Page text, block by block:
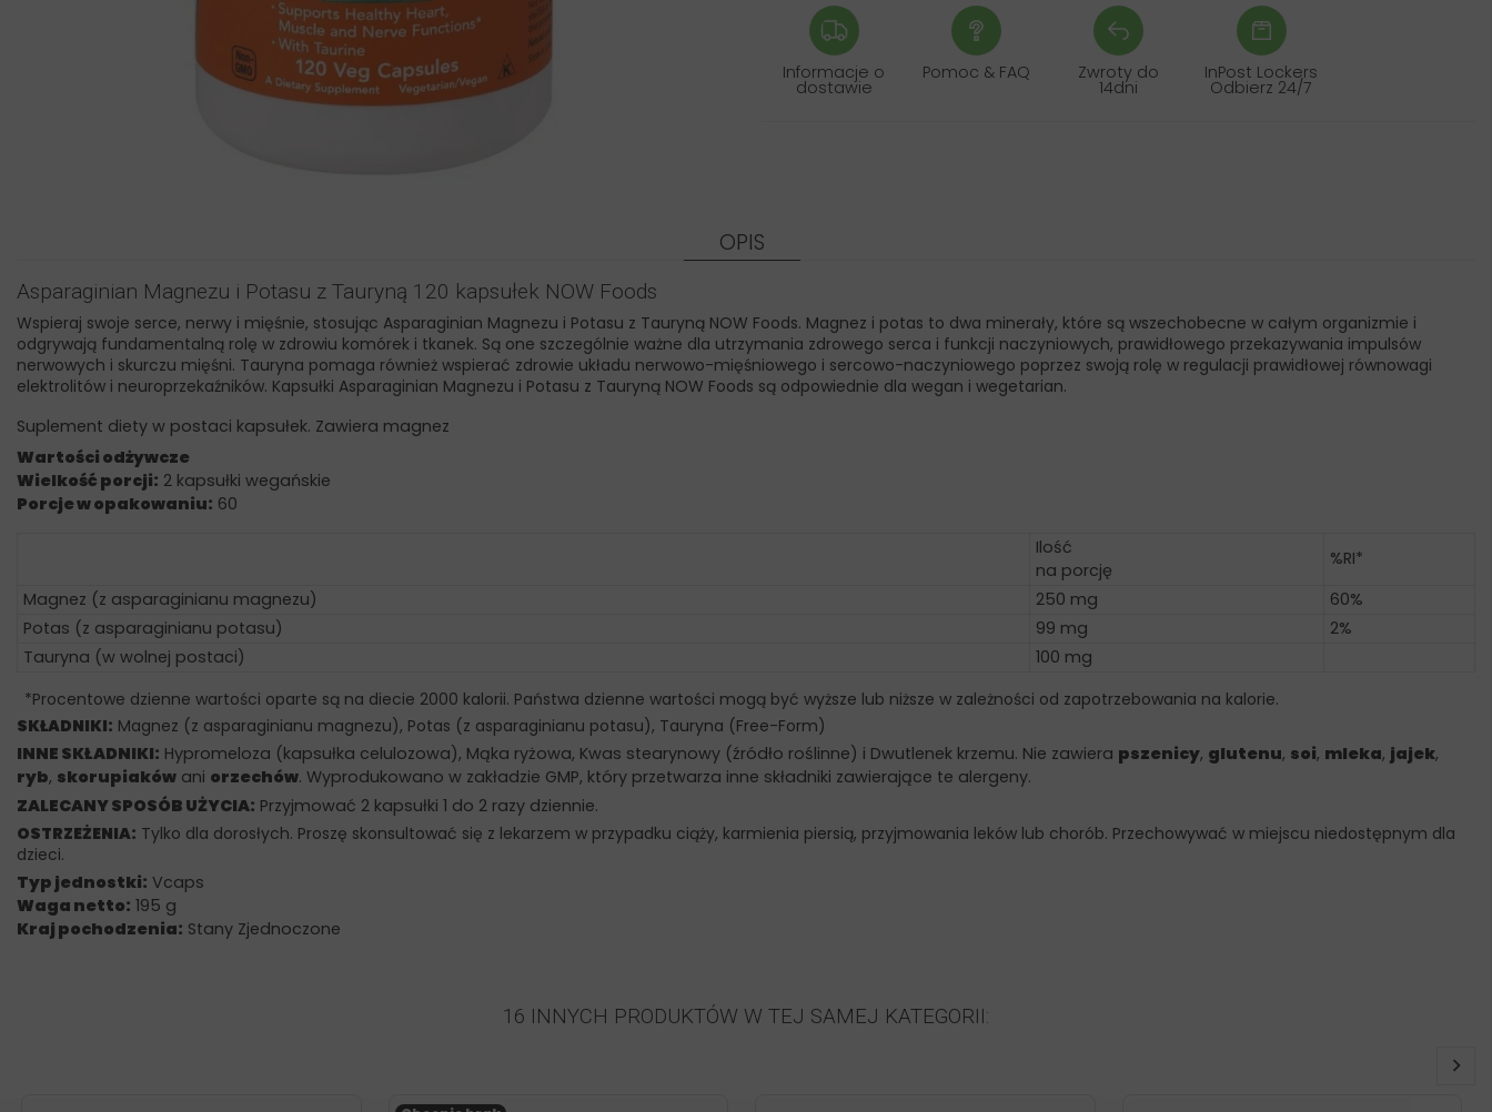
Informacje o
dostawie
Pomoc & FAQ Zwroty do
14dni
InPost Lockers
Odbierz 24/7
OPIS
Asparaginian Magnezu i Potasu z Tauryną 120 kapsułek NOW Foods
Wspieraj swoje serce, nerwy i mięśnie, stosując Asparaginian Magnezu i Potasu z Tauryną NOW Foods. Magnez i potas to dwa minerały, które są wszechobecne w całym organizmie i
odgrywają fundamentalną rolę w zdrowiu komórek i tkanek. Są one szczególnie ważne dla utrzymania zdrowego serca i funkcji naczyniowych, prawidłowego przekazywania impulsów
nerwowych i skurczu mięśni. Tauryna pomaga również wspierać zdrowie układu nerwowo-mięśniowego i sercowo-naczyniowego poprzez swoją rolę w regulacji prawidłowej równowagi
elektrolitów i neuroprzekaźników. Kapsułki Asparaginian Magnezu i Potasu z Tauryną NOW Foods są odpowiednie dla wegan i wegetarian.
Suplement diety w postaci kapsułek. Zawiera magnez
Wartości odżywcze
Wielkość porcji: 2 kapsułki wegańskie
Porcje w opakowaniu: 60
Ilość
na porcję
%RI*
Magnez (z asparaginianu magnezu)
250 mg
60%
Potas (z asparaginianu potasu)
99 mg
2%
Tauryna (w wolnej postaci)
100 mg
*Procentowe dzienne wartości oparte są na diecie 2000 kalorii. Państwa dzienne wartości mogą być wyższe lub niższe w zależności od zapotrzebowania na kalorie.
SKŁADNIKI: Magnez (z asparaginianu magnezu), Potas (z asparaginianu potasu), Tauryna (Free-Form)
INNE SKŁADNIKI: Hypromeloza (kapsułka celulozowa), Mąka ryżowa, Kwas stearynowy (źródło roślinne) i Dwutlenek krzemu. Nie zawiera pszenicy, glutenu, soi, mleka, jajek,
ryb, skorupiaków ani orzechów. Wyprodukowano w zakładzie GMP, który przetwarza inne składniki zawierające te alergeny.
ZALECANY SPOSÓB UŻYCIA: Przyjmować 2 kapsułki 1 do 2 razy dziennie.
OSTRZEŻENIA: Tylko dla dorosłych. Proszę skonsultować się z lekarzem w przypadku ciąży, karmienia piersią, przyjmowania leków lub chorób. Przechowywać w miejscu niedostępnym dla
dzieci.
Typ jednostki: Vcaps
Waga netto: 195 g
Kraj pochodzenia: Stany Zjednoczone
16 INNYCH PRODUKTÓW W TEJ SAMEJ KATEGORII: